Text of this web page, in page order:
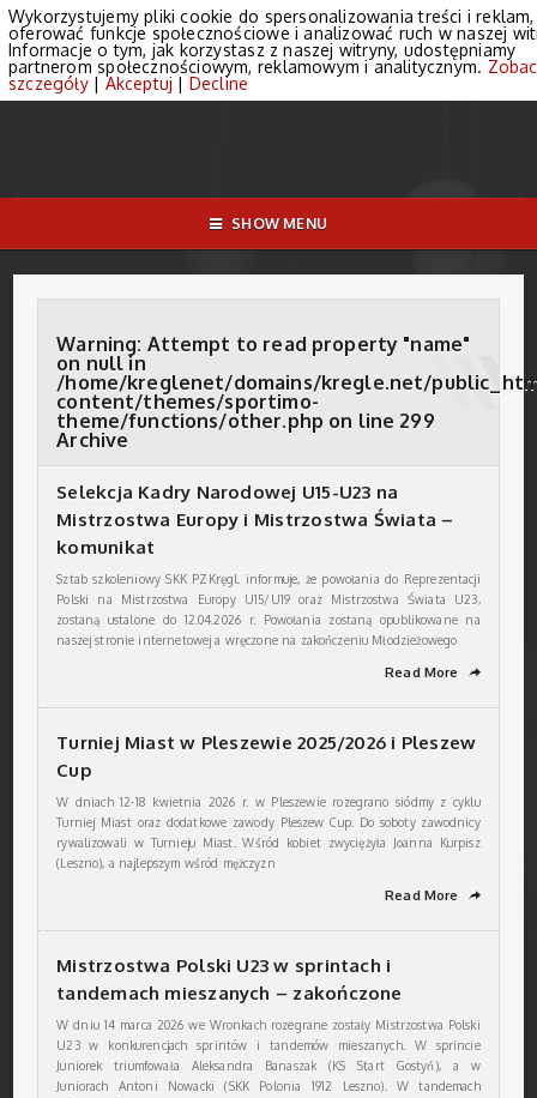
SHOW MENU
Warning: Attempt to read property "name"
on null in
/home/kreglenet/domains/kregle.net/
content/themes/sportimo-
theme/functions/other.php on line 299
Archive
Selekcja Kadry Narodowej U15-U23 na
Mistrzostwa Europy i Mistrzostwa Świata –
komunikat
Sztab szkoleniowy SKK PZKręgl. informuje, że powołania do Reprezentacji
Polski na Mistrzostwa Europy U15/U19 oraz Mistrzostwa Świata U23,
zostaną ustalone do 12.04.2026 r. Powołania zostaną opublikowane na
naszej stronie internetowej a wręczone na zakończeniu Młodzieżowego
Read More ➦
Turniej Miast w Pleszewie 2025/2026 i Pleszew
Cup
W dniach 12-18 kwietnia 2026 r. w Pleszewie rozegrano siódmy z cyklu
Turniej Miast oraz dodatkowe zawody Pleszew Cup. Do soboty zawodnicy
rywalizowali w Turnieju Miast. Wśród kobiet zwyciężyła Joanna Kurpisz
(Leszno), a najlepszym wśród mężczyzn
Read More ➦
Mistrzostwa Polski U23 w sprintach i
tandemach mieszanych – zakończone
W dniu 14 marca 2026 we Wronkach rozegrane zostały Mistrzostwa Polski
U23 w konkurencjach sprintów i tandemów mieszanych. W sprincie
Juniorek triumfowała Aleksandra Banaszak (KS Start Gostyń), a w
Juniorach Antoni Nowacki (SKK Polonia 1912 Leszno). W tandemach
Wykorzystujemy pliki cookie do spersonalizowania treści i
oferować funkcje społecznościowe i analizować ruch w naszej
Informacje o tym, jak korzystasz z naszej witryny, udostępniamy
partnerom społecznościowym, reklamowym i analitycznym.
szczegóły| Akceptuj | Decline